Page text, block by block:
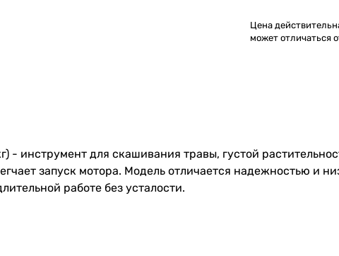
Цена
может отличаться
инструмент для скашивания травы, густой
запуск мотора. Модель отличается надежностью и
работе без усталости.